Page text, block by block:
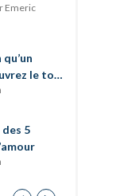
au
des soft
Emeric
le tout
d’Emeric
5